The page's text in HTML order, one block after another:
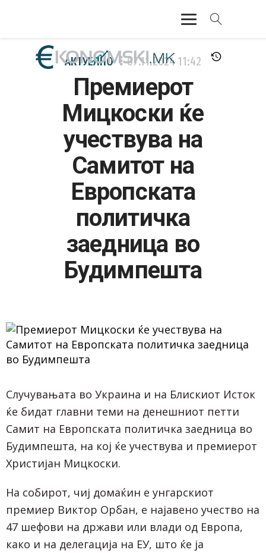
АКТУЕЛНО
ЕКОНОМИЈА
ФИНАНСИИ
БАНКАРСТВО
ЖИВОТ
АКТУЕЛНО 07.11.2024 11:42
Премиерот
Мицкоски ќе
учествува на
Самитот на
Европската
политичка
заедница во
Будимпешта
Случувањата во Украина и на Блискиот Исток
ќе бидат главни теми на денешниот петти
Самит на Европската политичка заедница во
Будимпешта, на кој ќе учествува и премиерот
Христијан Мицкоски.
На собирот, чиј домаќин е унгарскиот
премиер Виктор Орбан, е најавено учество на
47 шефови на држави или влади од Европа,
како и на делегација на ЕУ, што ќе ја